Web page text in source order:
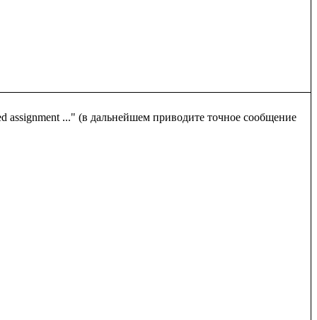
..." (в дальнейшем приводите точное сообщение